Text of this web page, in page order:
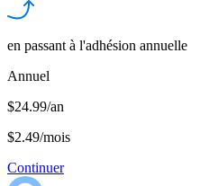
en passant à l'adhésion annuelle
Annuel
$24.99/an
$2.49/mois
Continuer